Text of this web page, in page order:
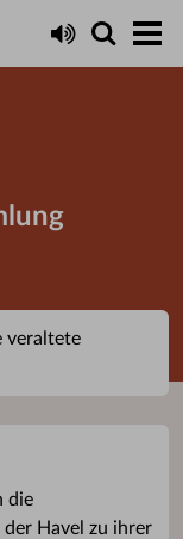
veraltete
die
Havel zu ihrer